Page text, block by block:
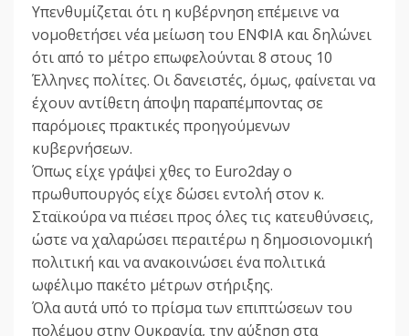
Υπενθυμίζεται ότι η κυβέρνηση επέμεινε να
νομοθετήσει νέα μείωση του ΕΝΦΙΑ και δηλώνει
ότι από το μέτρο επωφελούνται 8 στους 10
Έλληνες πολίτες. Οι δανειστές, όμως, φαίνεται να
έχουν αντίθετη άποψη παραπέμποντας σε
παρόμοιες πρακτικές προηγούμενων
κυβερνήσεων.
Όπως είχε γράψεi χθες το Euro2day ο
πρωθυπουργός είχε δώσει εντολή στον κ.
Σταϊκούρα να πιέσει προς όλες τις κατευθύνσεις,
ώστε να χαλαρώσει περαιτέρω η δημοσιονομική
πολιτική και να ανακοινώσει ένα πολιτικά
ωφέλιμο πακέτο μέτρων στήριξης.
Όλα αυτά υπό το πρίσμα των επιπτώσεων του
πολέμου στην Ουκρανία, την αύξηση στα